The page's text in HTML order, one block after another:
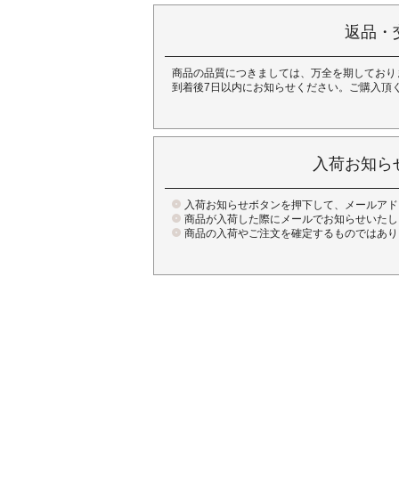
返品・
商品の品質につきましては、万全を期してお
到着後7日以内にお知らせください。ご購入頂
入荷お知ら
入荷お知らせボタンを押下して、メールア
商品が入荷した際にメールでお知らせいた
商品の入荷やご注文を確定するものではあ